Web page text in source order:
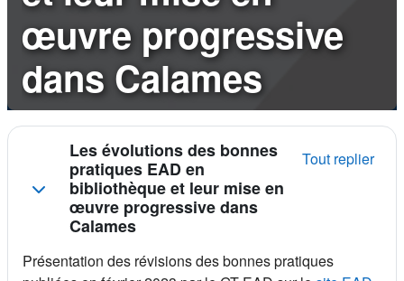
œuvre progressive
dans Calames
Résumé de section
Les évolutions des bonnes
pratiques EAD en
bibliothèque et leur mise en
œuvre progressive dans
Calames
Tout replier
Présentation des révisions des bonnes pratiques